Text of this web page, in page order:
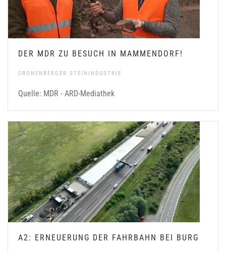
DER MDR ZU BESUCH IN MAMMENDORF!
CRONENBERGER STEININDUSTRIE
Quelle: MDR - ARD-Mediathek
A2: ERNEUERUNG DER FAHRBAHN BEI BURG